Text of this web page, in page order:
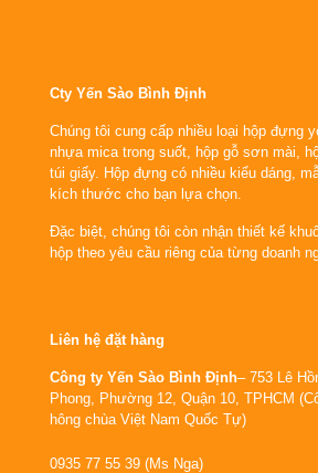
Cty Yến Sào Bình Định
Chúng tôi cung cấp nhiều loại hộp đựng
nhựa mica trong suốt, hộp gỗ sơn mài,
túi giấy. Hộp đựng có nhiều kiểu dáng,
kích thước cho bạn lựa chọn.
Đặc biệt, chúng tôi còn nhận thiết kế
hộp theo yêu cầu riêng của từng doanh
Liên hệ đặt hàng
Công ty Yến Sào Bình Định– 753 Lê
Phong, Phường 12, Quận 10, TPHCM
hông chùa Việt Nam Quốc Tự)
0935 77 55 39 (Ms Nga)